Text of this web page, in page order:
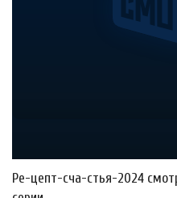
Ре-цепт-сча-стья-2024